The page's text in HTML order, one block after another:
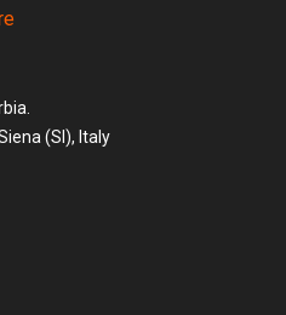
(SI), Italy